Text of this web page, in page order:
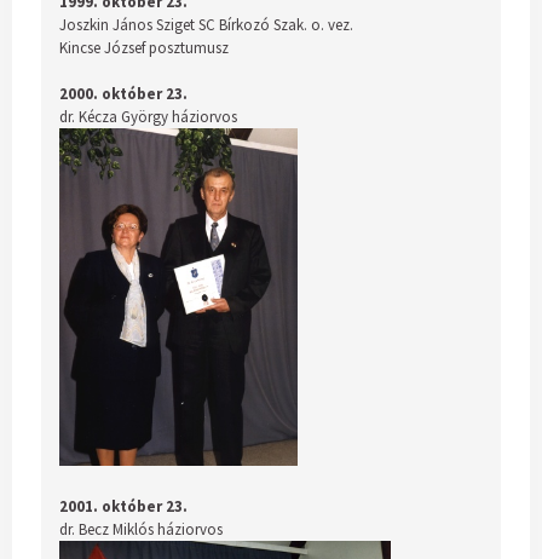
Joszkin János Sziget SC Bírkozó Szak. o. vez.
Kincse József posztumusz
2000. október 23.
dr. Kécza György háziorvos
2001. október 23.
dr. Becz Miklós háziorvos